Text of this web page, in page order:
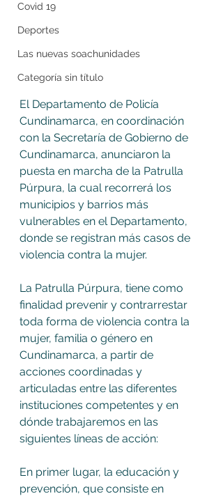
Covid 19
Deportes
Las nuevas soachunidades
Categoría sin título
El Departamento de Policía
Cundinamarca, en coordinación
con la Secretaría de Gobierno de
Cundinamarca, anunciaron la
puesta en marcha de la Patrulla
Púrpura, la cual recorrerá los
municipios y barrios más
vulnerables en el Departamento,
donde se registran más casos de
violencia contra la mujer.
La Patrulla Púrpura, tiene como
finalidad prevenir y contrarrestar
toda forma de violencia contra la
mujer, familia o género en
Cundinamarca, a partir de
acciones coordinadas y
articuladas entre las diferentes
instituciones competentes y en
dónde trabajaremos en las
siguientes líneas de acción:
En primer lugar, la educación y
prevención, que consiste en